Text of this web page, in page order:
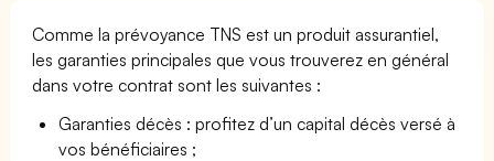
Comme la prévoyance TNS est un produit assurantiel,
les garanties principales que vous trouverez en général
dans votre contrat sont les suivantes :
Garanties décès : profitez d’un capital décès versé à
vos bénéficiaires ;